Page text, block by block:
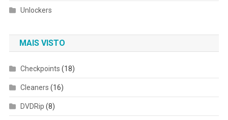
Unlockers
MAIS VISTO
Checkpoints (18)
Cleaners (16)
DVDRip (8)